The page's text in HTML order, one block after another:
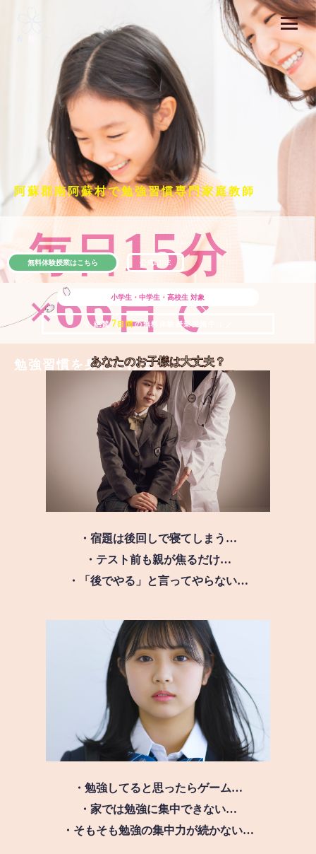
阿蘇郡南阿蘇村で勉強習慣専門家庭教師
毎日15分
×66日で
勉強習慣を身につける
小学生・中学生・高校生 対象
＼ 絶賛 7 日間の無料体験授業実施中!! ／
無料体験授業はこちら 公式LINE
あなたのお子様は大丈夫？
・宿題は後回しで寝てしまう…
・テスト前も親が焦るだけ…
・「後でやる」と言ってやらない…
・勉強してると思ったらゲーム…
・家では勉強に集中できない…
・そもそも勉強の集中力が続かない…